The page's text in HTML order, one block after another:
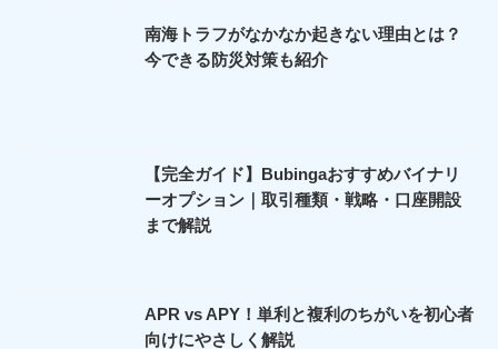
南海トラフがなかなか起きない理由とは？
今できる防災対策も紹介
【完全ガイド】Bubingaおすすめバイナリ
ーオプション｜取引種類・戦略・口座開設
まで解説
APR vs APY！単利と複利のちがいを初心者
向けにやさしく解説